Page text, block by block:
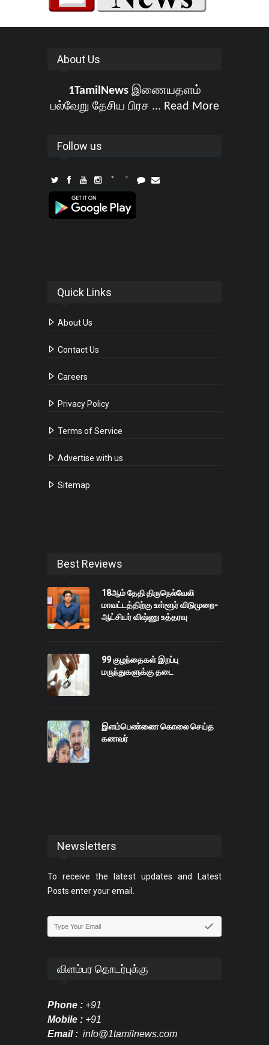
About Us
1TamilNewsஇணையதளம்
பல்வேறு தேசிய பிரச ... Read More
Follow us
Quick Links
About Us
Contact Us
Careers
Privacy Policy
Terms of Service
Advertise with us
Sitemap
Best Reviews
18ஆம் தேதி திருநெல்வேலி
மாவட்டத்திற்கு உள்ளூர் விடுமுறை-
ஆட்சியர் விஷ்ணு உத்தரவு
99 குழந்தைகள் இறப்பு
மருந்துகளுக்கு தடை
இளம்பெண்ணை கொலை செய்த
கணவர்
Newsletters
To receive the latest updates and Latest
Posts enter your email.
விளம்பர தொடர்புக்கு
Phone : +91
Mobile : +91
Email : info@1tamilnews.com